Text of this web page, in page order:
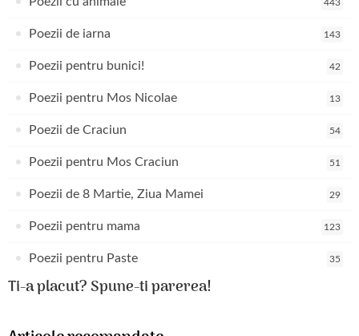
443
Poezii de iarna 143
Poezii pentru bunici! 42
Poezii pentru Mos Nicolae 13
Poezii de Craciun 54
Poezii pentru Mos Craciun 51
Poezii de 8 Martie, Ziua Mamei 29
Poezii pentru mama 123
Poezii pentru Paste 35
Ti-a placut? Spune-ti parerea!